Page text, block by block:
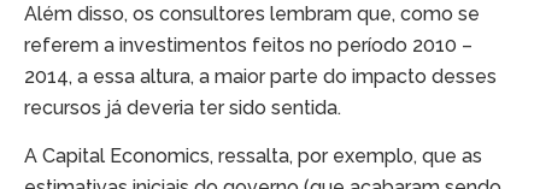
Além disso, os consultores lembram que, como se
referem a investimentos feitos no período 2010 –
2014, a essa altura, a maior parte do impacto desses
recursos já deveria ter sido sentida.
A Capital Economics, ressalta, por exemplo, que as